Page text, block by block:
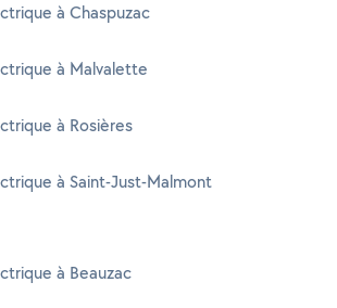
à Chaspuzac
à Malvalette
à Rosières
à Saint-Just-Malmont
à Beauzac